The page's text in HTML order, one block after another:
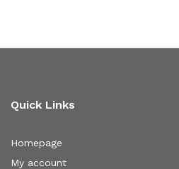
Quick Links
Homepage
My account